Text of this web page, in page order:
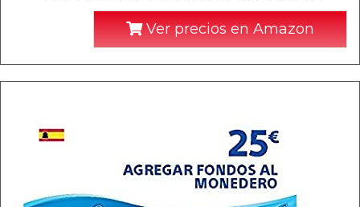
Ver precios en Amazon